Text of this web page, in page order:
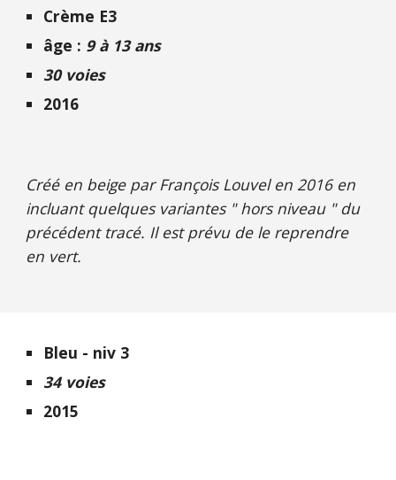
Crème E3
âge : 9 à 13 ans
30 voies
2016
Créé en beige par François Louvel en 2016 en
incluant quelques variantes " hors niveau " du
précédent tracé. Il est prévu de le reprendre
en vert.
Bleu - niv 3
34 voies
2015